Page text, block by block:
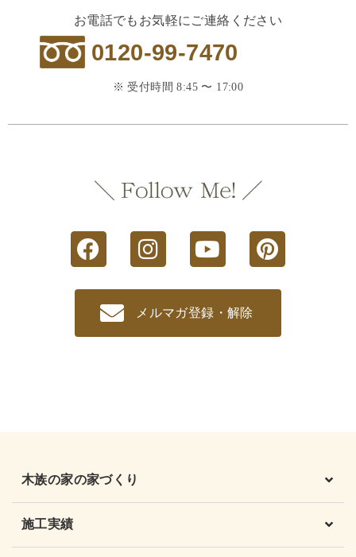
お電話でもお気軽にご連絡ください
0120-99-7470
※ 受付時間 8:45 〜 17:00
メルマガ登録・解除
木族の家の家づくり
施工実績